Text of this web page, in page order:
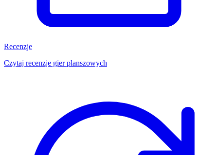
Recenzje
Czytaj recenzje gier planszowych